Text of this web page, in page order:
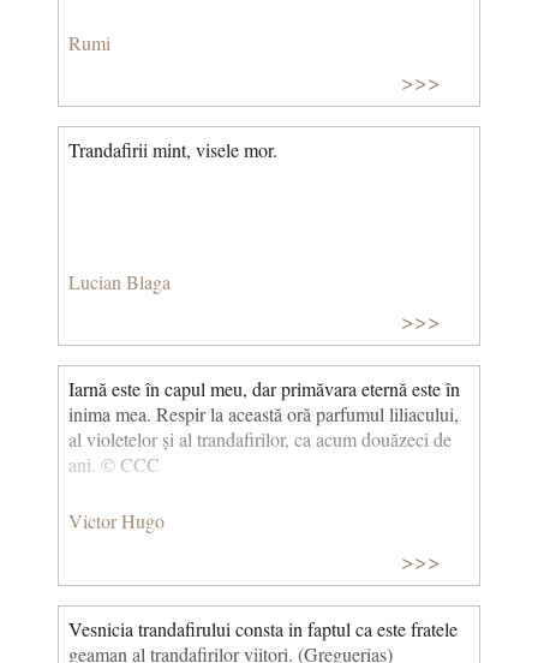
Rumi
>>>
Trandafirii mint, visele mor.
Lucian Blaga
>>>
Iarnă este în capul meu, dar primăvara eternă este în
inima mea. Respir la această oră parfumul liliacului,
al violetelor și al trandafirilor, ca acum douăzeci de
ani. © CCC
Victor Hugo
>>>
Vesnicia trandafirului consta in faptul ca este fratele
geaman al trandafirilor viitori. (Greguerias)